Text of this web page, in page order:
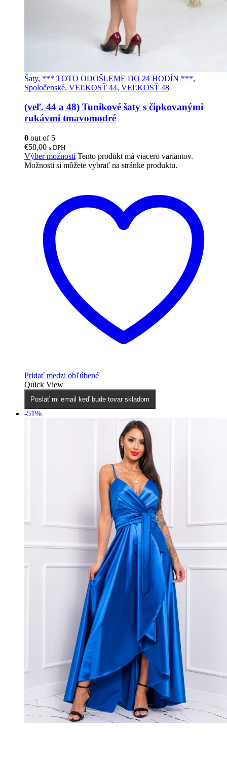
Šaty, *** TOTO ODOŠLEME DO 24 HODÍN ***,
Spoločenské, VEĽKOSŤ 44, VEĽKOSŤ 48
(veľ. 44 a 48) Tunikové šaty s čipkovanými
rukávmi tmavomodré
0 out of 5
€58,00 s DPH
Výber možností Tento produkt má viacero variantov.
Možnosti si môžete vybrať na stránke produktu.
Pridať medzi obľúbené
Quick View
Poslať mi email keď bude tovar skladom
-51%